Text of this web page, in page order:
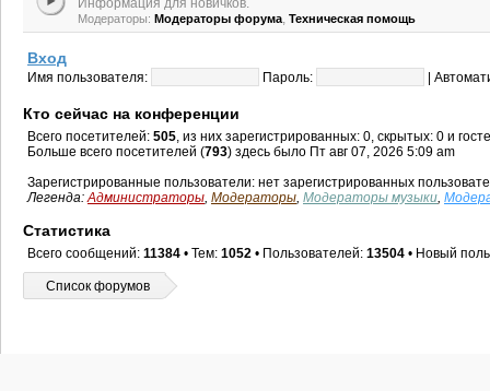
Информация для новичков.
Модераторы: Модераторы форума, Техническая помощь
Вход
Имя пользователя: Пароль:
Кто сейчас на конференции
Всего посетителей: 505, из них зарегистрированных: 0, скрытых: 0 и
Больше всего посетителей (793) здесь было Пт авг 07, 2026 5:09 am
Зарегистрированные пользователи: нет зарегистрированных
Легенда:Администраторы, Модераторы, Модераторы музыки,
Статистика
Всего сообщений: 11384 • Тем: 1052 • Пользователей: 13504 • Новый
Список форумов